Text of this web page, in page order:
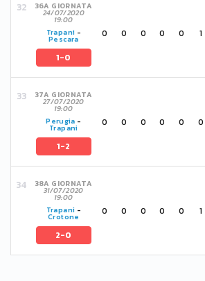
36A GIORNATA
24/07/2020
19:00
Trapani -
Pescara
1-0
0 0 0 0 0 1
37A GIORNATA
27/07/2020
19:00
Perugia -
Trapani
1-2
0 0 0 0 0 0
38A GIORNATA
31/07/2020
19:00
Trapani -
Crotone
2-0
0 0 0 0 0 1